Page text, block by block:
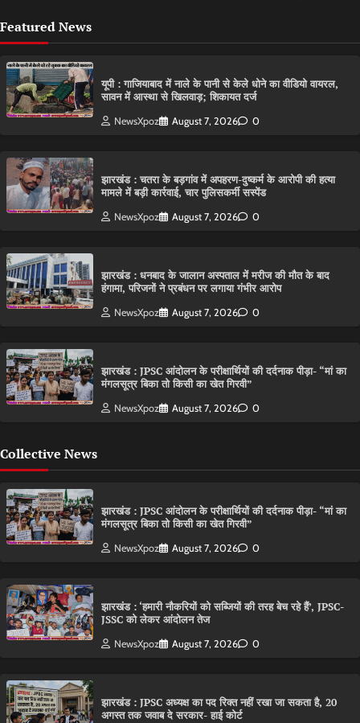
Featured News
यूपी : गाजियाबाद में नाले के पानी से केले धोने का वीडियो वायरल,
सावन में आस्था से खिलवाड़; शिकायत दर्ज
NewsXpoz August 7, 2026 0
झारखंड : चतरा के बड़गांव में अपहरण-दुष्कर्म के आरोपी की हत्या
मामले में बड़ी कार्रवाई, चार पुलिसकर्मी सस्पेंड
NewsXpoz August 7, 2026 0
झारखंड : धनबाद के जालान अस्पताल में मरीज की मौत के बाद
हंगामा, परिजनों ने प्रबंधन पर लगाया गंभीर आरोप
NewsXpoz August 7, 2026 0
झारखंड : JPSC आंदोलन के परीक्षार्थियों की दर्दनाक पीड़ा- “मां का
मंगलसूत्र बिका तो किसी का खेत गिरवी”
NewsXpoz August 7, 2026 0
Collective News
झारखंड : JPSC आंदोलन के परीक्षार्थियों की दर्दनाक पीड़ा- “मां का
मंगलसूत्र बिका तो किसी का खेत गिरवी”
NewsXpoz August 7, 2026 0
झारखंड : ‘हमारी नौकरियों को सब्जियों की तरह बेच रहे हैं’, JPSC-
JSSC को लेकर आंदोलन तेज
NewsXpoz August 7, 2026 0
झारखंड : JPSC अध्यक्ष का पद रिक्त नहीं रखा जा सकता है, 20
अगस्त तक जवाब दे सरकार- हाई कोर्ट